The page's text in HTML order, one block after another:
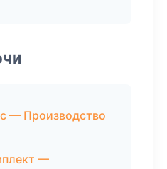
— Производство
—